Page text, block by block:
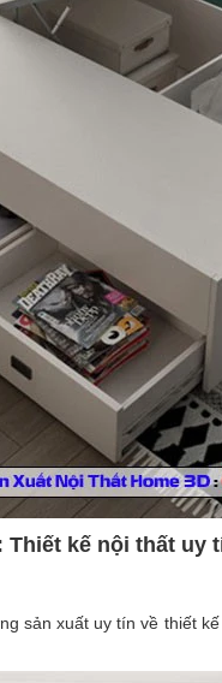
Thiết kế nội thất uy
sản xuất uy tín về thiết